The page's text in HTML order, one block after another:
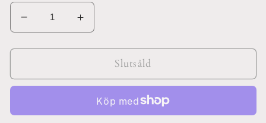
Minska
kvantitet
för
No
Öka
kvantitet
för
Gångjärn
No
Slutsåld